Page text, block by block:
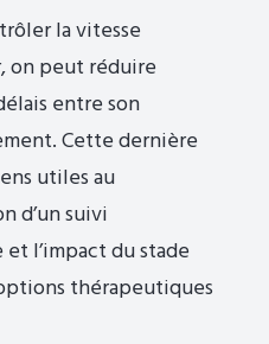
la vitesse
on peut réduire
entre son
Cette dernière
utiles au
d’un suivi
l’impact du stade
thérapeutiques